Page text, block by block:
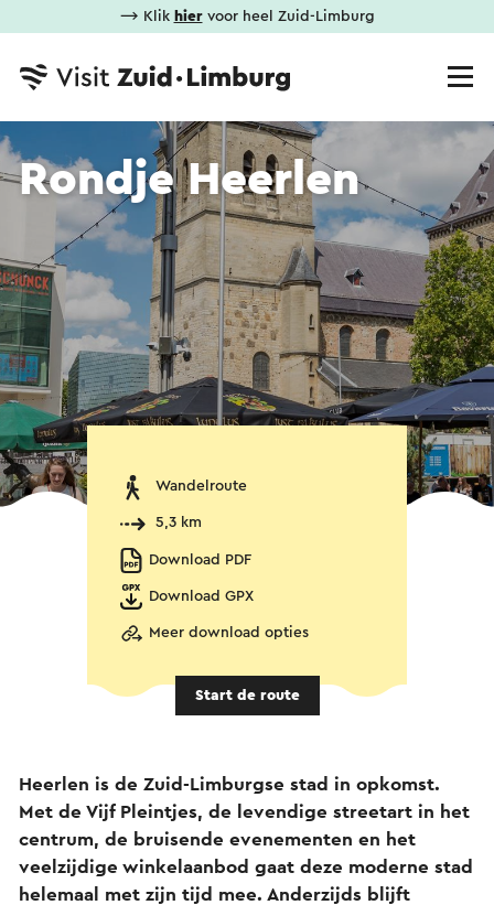
⟶ Klik hiervoor heel Zuid-Limburg
Rondje Heerlen
Wandelroute
5,3 km
Download PDF
Download GPX
Meer download opties
Start de route
Heerlen is de Zuid-Limburgse stad in opkomst.
Met de Vijf Pleintjes, de levendige streetart in het
centrum, de bruisende evenementen en het
veelzijdige winkelaanbod gaat deze moderne stad
helemaal met zijn tijd mee. Anderzijds blijft